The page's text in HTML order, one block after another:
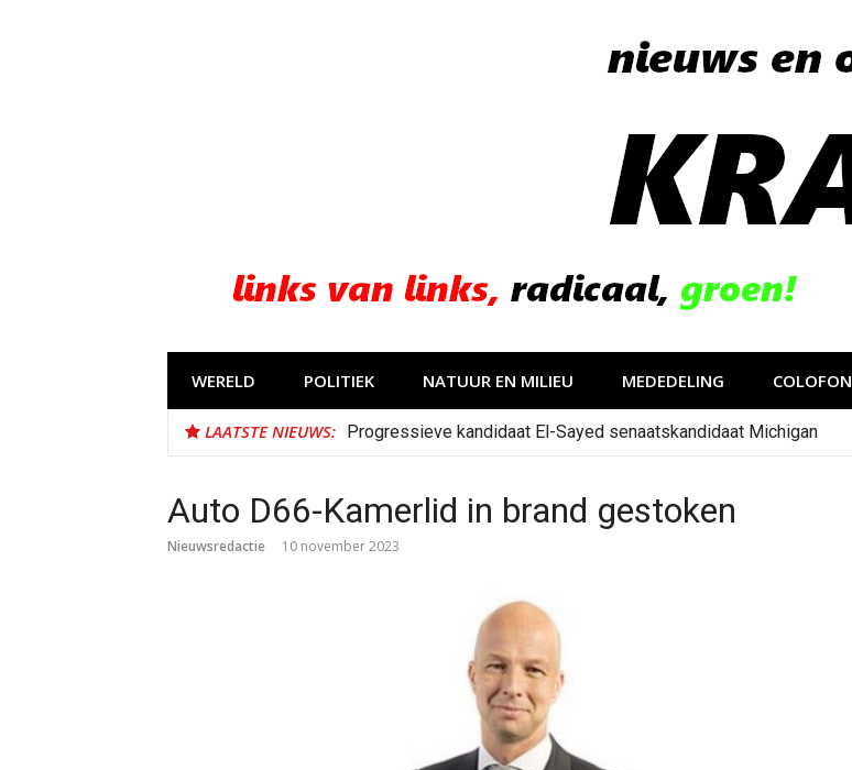
WERELD POLITIEK NATUUR EN MILIEU MEDEDELING COLOFON
LAATSTE NIEUWS: Progressieve kandidaat El-Sayed senaatskandidaat Michigan
Auto D66-Kamerlid in brand gestoken
Nieuwsredactie 10 november 2023